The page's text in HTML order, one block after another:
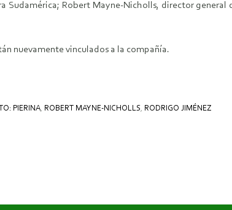
Sudamérica; Robert Mayne-Nicholls, director general
nuevamente vinculados a la compañía.
PIERINA, ROBERT MAYNE-NICHOLLS, RODRIGO JIMÉNEZ